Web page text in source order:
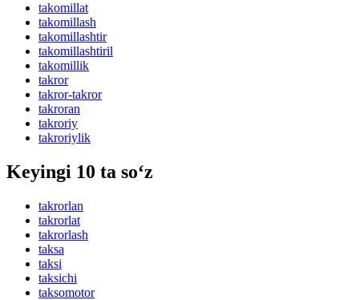
takomillat
takomillash
takomillashtir
takomillashtiril
takomillik
takror
takror-takror
takroran
takroriy
takroriylik
Keyingi 10 ta so‘z
takrorlan
takrorlat
takrorlash
taksa
taksi
taksichi
taksomotor